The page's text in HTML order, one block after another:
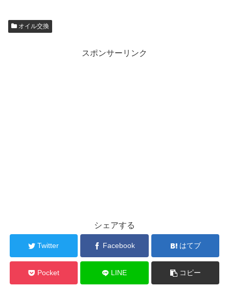
オイル交換
スポンサーリンク
シェアする
Twitter Facebook はてブ
Pocket LINE コピー